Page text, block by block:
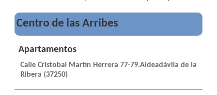
Centro de las Arribes
Apartamentos
Calle Cristobal Martín Herrera 77-79.Aldeadávila de la
Ribera (37250)